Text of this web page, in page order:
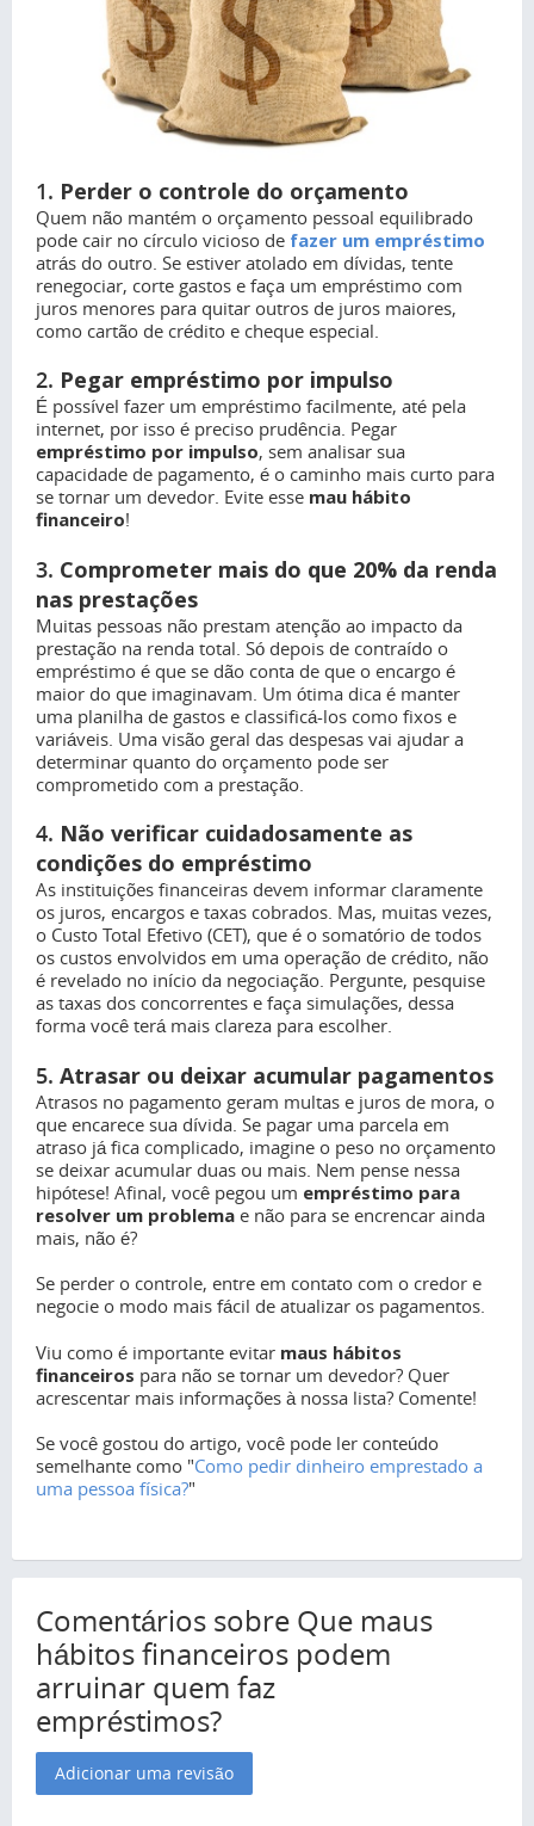
1. Perder o controle do orçamento
Quem não mantém o orçamento pessoal equilibrado
pode cair no círculo vicioso de fazer um empréstimo
atrás do outro. Se estiver atolado em dívidas, tente
renegociar, corte gastos e faça um empréstimo com
juros menores para quitar outros de juros maiores,
como cartão de crédito e cheque especial.
2. Pegar empréstimo por impulso
É possível fazer um empréstimo facilmente, até pela
internet, por isso é preciso prudência. Pegar
empréstimo por impulso, sem analisar sua
capacidade de pagamento, é o caminho mais curto para
se tornar um devedor. Evite esse mau hábito
financeiro!
3. Comprometer mais do que 20% da renda
nas prestações
Muitas pessoas não prestam atenção ao impacto da
prestação na renda total. Só depois de contraído o
empréstimo é que se dão conta de que o encargo é
maior do que imaginavam. Um ótima dica é manter
uma planilha de gastos e classificá-los como fixos e
variáveis. Uma visão geral das despesas vai ajudar a
determinar quanto do orçamento pode ser
comprometido com a prestação.
4. Não verificar cuidadosamente as
condições do empréstimo
As instituições financeiras devem informar claramente
os juros, encargos e taxas cobrados. Mas, muitas vezes,
o Custo Total Efetivo (CET), que é o somatório de todos
os custos envolvidos em uma operação de crédito, não
é revelado no início da negociação. Pergunte, pesquise
as taxas dos concorrentes e faça simulações, dessa
forma você terá mais clareza para escolher.
5. Atrasar ou deixar acumular pagamentos
Atrasos no pagamento geram multas e juros de mora, o
que encarece sua dívida. Se pagar uma parcela em
atraso já fica complicado, imagine o peso no orçamento
se deixar acumular duas ou mais. Nem pense nessa
hipótese! Afinal, você pegou um empréstimo para
resolver um problema e não para se encrencar ainda
mais, não é?
Se perder o controle, entre em contato com o credor e
negocie o modo mais fácil de atualizar os pagamentos.
Viu como é importante evitar maus hábitos
financeiros para não se tornar um devedor? Quer
acrescentar mais informações à nossa lista? Comente!
Se você gostou do artigo, você pode ler conteúdo
semelhante como "Como pedir dinheiro emprestado a
uma pessoa física?"
Comentários sobre Que maus
hábitos financeiros podem
arruinar quem faz
empréstimos?
Adicionar uma revisão